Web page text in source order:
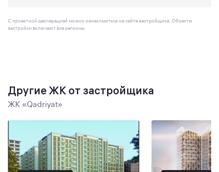
С проектной декларацией можно ознакомиться на сайте застройщика. Объекты
застройки включают все регионы.
Другие ЖК от застройщика
ЖК «Qadriyat»